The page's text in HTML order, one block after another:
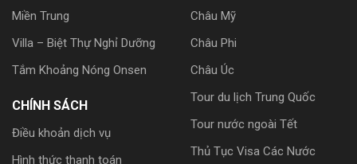
Miền Trung
Villa – Biệt Thự Nghỉ Dưỡng
Tắm Khoảng Nóng Onsen
CHÍNH SÁCH
Điều khoản dịch vụ
Hình thức thanh toán
Châu Mỹ
Châu Phi
Châu Úc
Tour du lịch Trung Quốc
Tour nước ngoài Tết
Thủ Tục Visa Các Nước